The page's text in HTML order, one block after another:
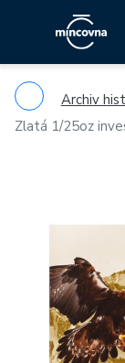
Archiv
Zlatá 1/25oz
Previous